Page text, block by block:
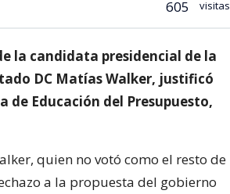
605 visitas
la candidata presidencial de la
DC Matías Walker, justificó
Educación del Presupuesto,
quien no votó como el resto de
a la propuesta del gobierno